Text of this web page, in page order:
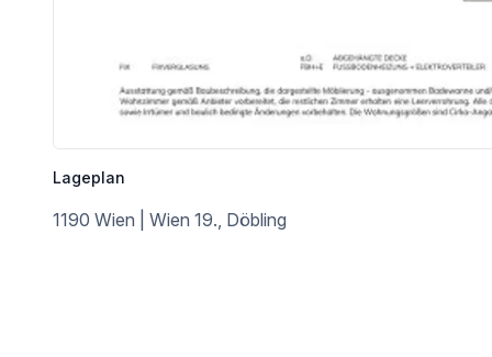
Der Vermittler ist als Doppelmakler tätig.
Infrastruktur / Entfernungen
Gesundheit
Arzt <500m
Klinik <500m
Lageplan
1190 Wien | Wien 19., Döbling